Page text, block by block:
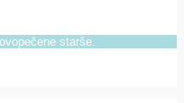
starše.